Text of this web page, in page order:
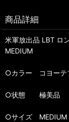
商品詳細
米軍放出品 LBT ロ
MEDIUM
○カラー コヨーテ
○状態 極美品
○サイズ MEDIUM